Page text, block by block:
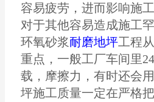
容易疲劳，进而影响施
对于其他容易造成施工
环氧砂浆耐磨地坪工程
重点，一般工厂车间里
载，摩擦力，有时还会
坪施工质量一定在严格